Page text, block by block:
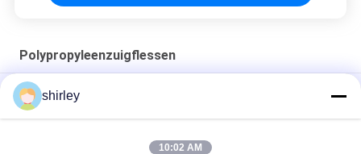
Polypropyleenzuigflessen
Fabriek 8oz standaard voedingsfles 3pcs in een set Slow Flow
Anti Colic melkfles
shirley
10:02 AM